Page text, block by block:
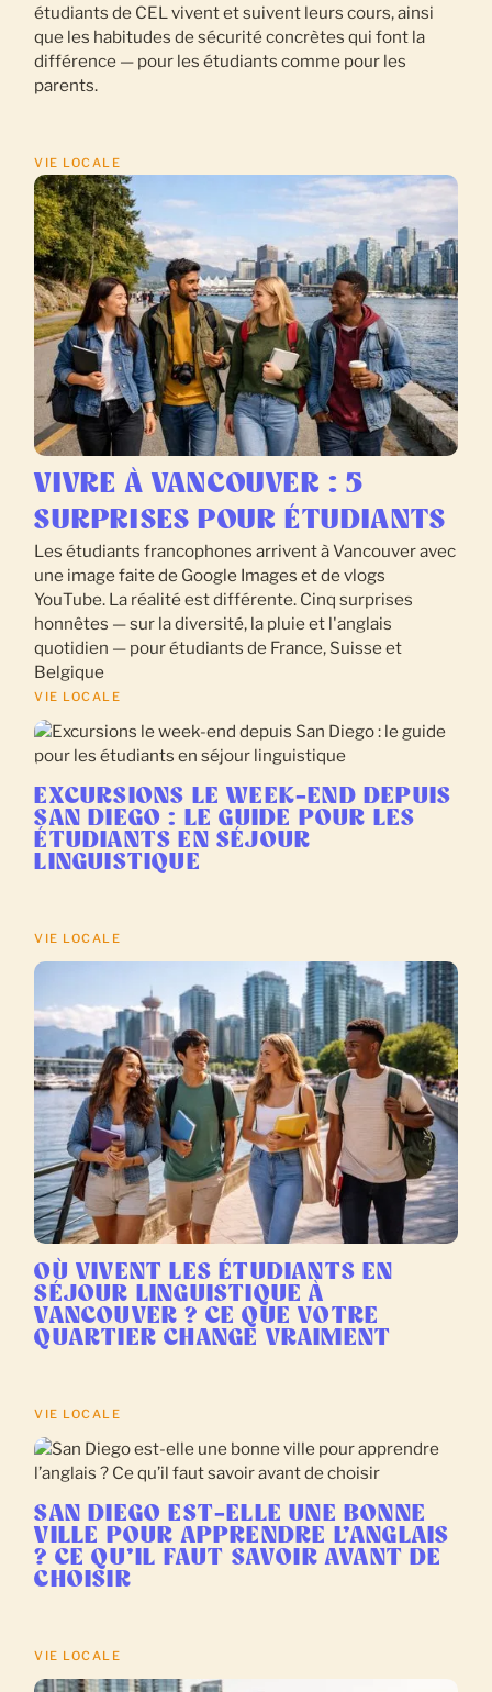
étudiants de CEL vivent et suivent leurs cours, ainsi
que les habitudes de sécurité concrètes qui font la
différence — pour les étudiants comme pour les
parents.
VIE LOCALE
VIVRE À VANCOUVER : 5
SURPRISES POUR ÉTUDIANTS
Les étudiants francophones arrivent à Vancouver avec
une image faite de Google Images et de vlogs
YouTube. La réalité est différente. Cinq surprises
honnêtes — sur la diversité, la pluie et l'anglais
quotidien — pour étudiants de France, Suisse et
Belgique
VIE LOCALE
EXCURSIONS LE WEEK-END DEPUIS
SAN DIEGO : LE GUIDE POUR LES
ÉTUDIANTS EN SÉJOUR
LINGUISTIQUE
VIE LOCALE
OÙ VIVENT LES ÉTUDIANTS EN
SÉJOUR LINGUISTIQUE À
VANCOUVER ? CE QUE VOTRE
QUARTIER CHANGE VRAIMENT
VIE LOCALE
SAN DIEGO EST-ELLE UNE BONNE
VILLE POUR APPRENDRE L’ANGLAIS
? CE QU’IL FAUT SAVOIR AVANT DE
CHOISIR
VIE LOCALE